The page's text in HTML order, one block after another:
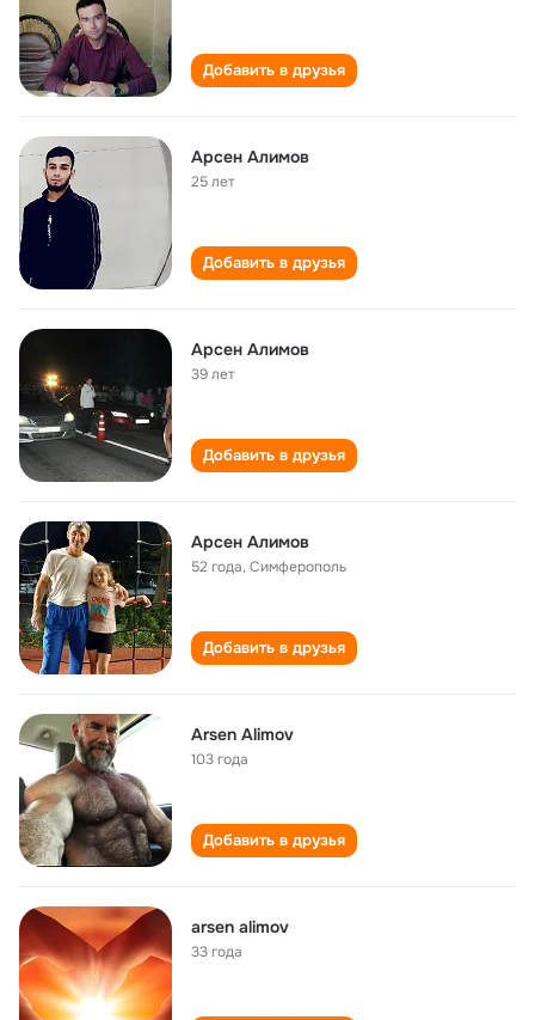
Добавить в друзья
Арсен Алимов
25 лет
Добавить в друзья
Арсен Алимов
39 лет
Добавить в друзья
Арсен Алимов
52 года,Симферополь
Добавить в друзья
Arsen Alimov
103 года
Добавить в друзья
arsen alimov
33 года